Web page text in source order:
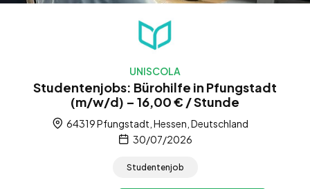
UNISCOLA
Studentenjobs: Bürohilfe in Pfungstadt
(m/w/d) – 16,00 € / Stunde
64319 Pfungstadt, Hessen, Deutschland
30/07/2026
Studentenjob